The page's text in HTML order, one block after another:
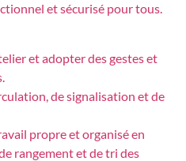
et sécurisé pour tous.
et adopter des gestes et
de signalisation et de
propre et organisé en
rangement et de tri des